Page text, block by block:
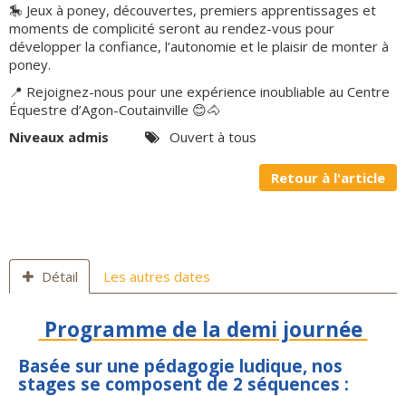
🎠 Jeux à poney, découvertes, premiers apprentissages et
moments de complicité seront au rendez-vous pour
développer la confiance, l’autonomie et le plaisir de monter à
poney.
📍 Rejoignez-nous pour une expérience inoubliable au Centre
Équestre d’Agon-Coutainville 😊🐴
Niveaux admis
Ouvert à tous
Retour à l'article
Détail Les autres dates
Programme de la demi journée
Basée sur une pédagogie ludique, nos
stages se composent de 2 séquences :